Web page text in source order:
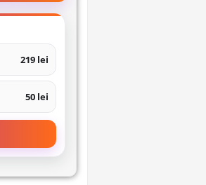
219 lei
50 lei